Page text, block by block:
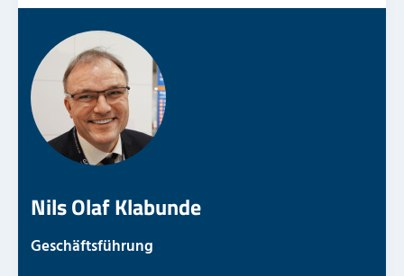
Nils Olaf Klabunde
Geschäftsführung